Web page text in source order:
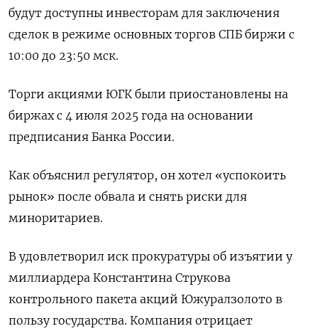
будут доступны инвесторам для заключения
сделок в режиме основных торгов СПБ биржи с
10:00 до 23:50 мск.
Торги акциями ЮГК были приостановлены на
биржах с 4 июля 2025 года на основании
предписания Банка России.
Как объяснил регулятор, он хотел «успокоить
рынок» после обвала и снять риски для
миноритариев.
В удовлетворил иск прокуратуры об изъятии у
миллиардера Константина Струкова
контрольного пакета акций Южуралзолото в
пользу государства. Компания отрицает